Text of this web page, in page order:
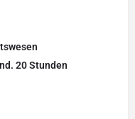
20 Stunden